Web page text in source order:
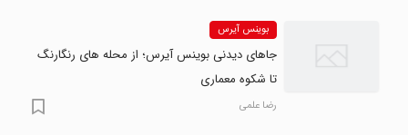
بوینس آیرس
جاهای دیدنی بوینس آیرس؛ از محله های رنگارنگ
تا شکوه معماری
رضا علمی